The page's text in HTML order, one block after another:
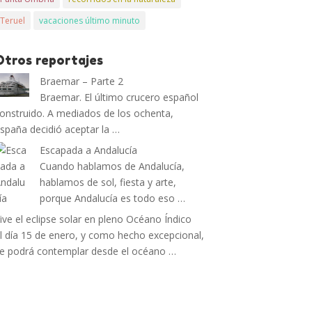
Teruel
vacaciones último minuto
reportajes
Braemar – Parte 2
Braemar. El último crucero español
A mediados de los ochenta,
decidió aceptar la …
Escapada a Andalucía
Cuando hablamos de Andalucía,
hablamos de sol, fiesta y arte,
porque Andalucía es todo eso …
el eclipse solar en pleno Océano Índico
día 15 de enero, y como hecho excepcional,
podrá contemplar desde el océano …